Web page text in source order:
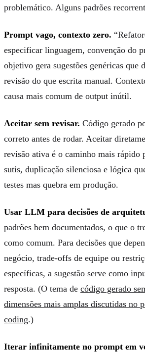
problemático. Alguns padrões
Prompt vago, contexto zero.
especificar linguagem, convenção do
objetivo gera sugestões genéricas que
revisão do que escrita manual.
causa mais comum de output inútil.
Aceitar sem revisar. Código gerado
correto antes de rodar. Aceitar
revisão ativa é o caminho mais rápido
sutis, duplicação silenciosa e lógica
testes mas quebra em produção.
Usar LLM para decisões de
padrões bem documentados, o que o
como comum. Para decisões que
negócio, trade-offs de equipe ou
específicas, a sugestão serve como
resposta. (O tema de código gerado
dimensões mais amplas discutidas no
coding.)
Iterar infinitamente no prompt em